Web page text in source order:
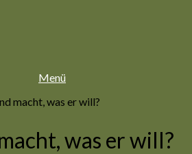
Menü
macht, was er will?
was er will?